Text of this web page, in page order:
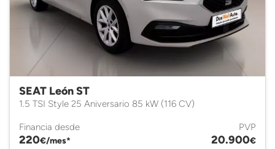
SEAT León ST
1.5 TSI Style 25 Aniversario 85 kW (116 CV)
Financia desde
220€/mes*
PVP
20.900€